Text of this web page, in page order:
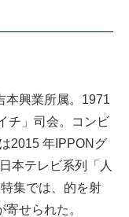
本興業所属。1971
チ」司会。コンビ
2015 年IPPONグ
本テレビ系列「人
集では、的を射
せられた。